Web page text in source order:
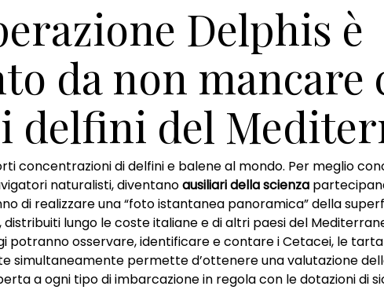
Delphis è
da non mancare
delfini del
concentrazioni di delfini e balene al mondo. Per meglio
naturalisti, diventanoausiliari della scienza
di realizzare una “foto istantanea panoramica” della
distribuiti lungo le coste italiane e di altri paesi del
potranno osservare, identificare e contare i Cetacei, le
simultaneamente permette d’ottenere una valutazione
a ogni tipo di imbarcazione in regola con le dotazioni di